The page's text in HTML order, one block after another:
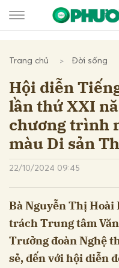
Trang chủ Đời sống
Hội diễn
lần thứ XXI
chương trình
màu Di sản
22/10/2024 09:45
Bà Nguyễn Thị Hoài
trách Trung tâm
Trưởng đoàn Nghệ
sẻ, đến với hội diễn